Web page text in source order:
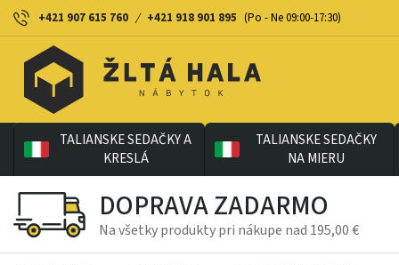
+421 907 615 760 / +421 918 901 895 (Po - Ne 09:00-17:30)
TALIANSKE SEDAČKY A
KRESLÁ
TALIANSKE SEDAČKY
NA MIERU
DOPRAVA ZADARMO
Na všetky produkty pri nákupe nad 195,00 €